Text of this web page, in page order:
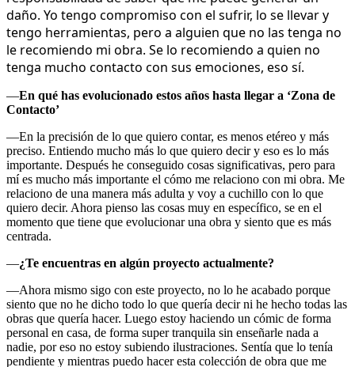
daño. Yo tengo compromiso con el sufrir, lo se llevar y
tengo herramientas, pero a alguien que no las tenga no
le recomiendo mi obra. Se lo recomiendo a quien no
tenga mucho contacto con sus emociones, eso sí.
—En qué has evolucionado estos años hasta llegar a ‘Zona de
Contacto’
—En la precisión de lo que quiero contar, es menos etéreo y más
preciso. Entiendo mucho más lo que quiero decir y eso es lo más
importante. Después he conseguido cosas significativas, pero para
mí es mucho más importante el cómo me relaciono con mi obra. Me
relaciono de una manera más adulta y voy a cuchillo con lo que
quiero decir. Ahora pienso las cosas muy en específico, se en el
momento que tiene que evolucionar una obra y siento que es más
centrada.
—¿Te encuentras en algún proyecto actualmente?
—Ahora mismo sigo con este proyecto, no lo he acabado porque
siento que no he dicho todo lo que quería decir ni he hecho todas las
obras que quería hacer. Luego estoy haciendo un cómic de forma
personal en casa, de forma super tranquila sin enseñarle nada a
nadie, por eso no estoy subiendo ilustraciones. Sentía que lo tenía
pendiente y mientras puedo hacer esta colección de obra que me